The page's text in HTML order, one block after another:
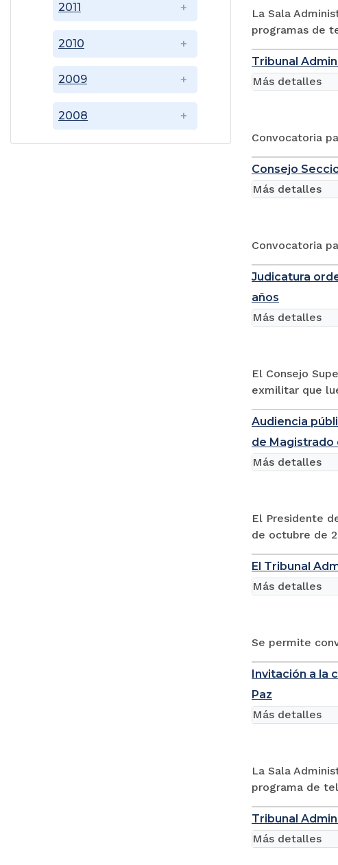
2008
2009
2010
2011
La Sala
programas de
Tribunal
Convocatoria
Más detalles
Consejo
Convocatoria
Más detalles
Judicatura
años
El Consejo
exmilitar que
Más detalles
Audiencia
de Magistrado
El Presidente
de octubre de
Más detalles
El Tribunal
Se permite
Más detalles
Invitación a la
Paz
La Sala
programa de
Más detalles
Tribunal
Más detalles